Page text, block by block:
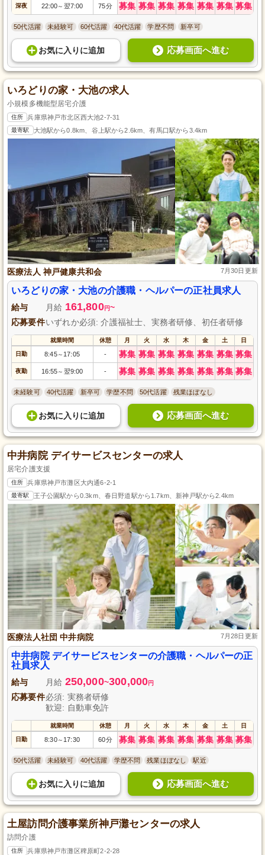
深夜 22:00～ 翌7:00 75分 募集 募集 募集 募集 募集 募集 募集
50代活躍 未経験可 60代活躍 40代活躍 学歴不問 新卒可
お気に入り に追加 応募画面へ進む
いろどりの家・大池の求人
小規模多機能型居宅介護
住所 兵庫県神戸市北区西大池2-7-31
最寄駅 大池駅から0.8km、谷上駅から2.6km、有馬口駅から3.4km
医療法人 神戸健康共和会 7月30日更新
いろどりの家・大池の介護職・ヘルパーの正社員求人
給与 月給 161,800円~
応募要件いずれか必須: 介護福祉士、実務者研修、初任者研修
就業時間 休憩 月 火 水 木 金 土 日
日勤 8:45～ 17:05 - 募集 募集 募集 募集 募集 募集 募集
夜勤 16:55～ 翌9:00 - 募集 募集 募集 募集 募集 募集 募集
未経験可 40代活躍 新卒可 学歴不問 50代活躍 残業ほぼなし
お気に入り に追加 応募画面へ進む
中井病院 デイサービスセンターの求人
居宅介護支援
住所 兵庫県神戸市灘区大内通6-2-1
最寄駅 王子公園駅から0.3km、春日野道駅から1.7km、新神戸駅から2.4km
医療法人社団 中井病院 7月28日更新
中井病院 デイサービスセンターの介護職・ヘルパーの正
社員求人
給与 月給 250,000~300,000円
応募要件必須: 実務者研修
歓迎: 自動車免許
就業時間 休憩 月 火 水 木 金 土 日
日勤 8:30～ 17:30 60分 募集 募集 募集 募集 募集 募集 募集
50代活躍 未経験可 40代活躍 学歴不問 残業ほぼなし 駅近
お気に入り に追加 応募画面へ進む
土屋訪問介護事業所神戸灘センターの求人
訪問介護
住所 兵庫県神戸市灘区稗原町2-2-28